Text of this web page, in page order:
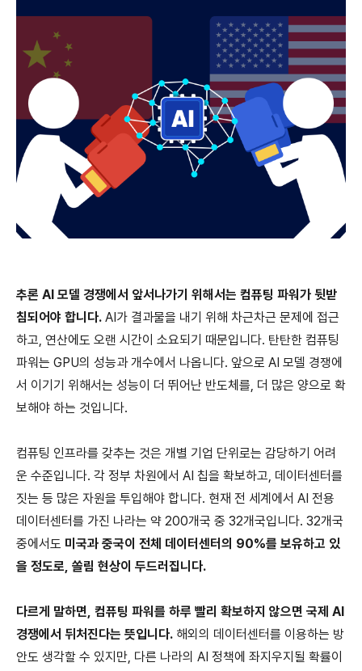
추론 AI 모델 경쟁에서 앞서나가기 위해서는 컴퓨팅 파워가 뒷받
침되어야 합니다. AI가 결과물을 내기 위해 차근차근 문제에 접근
하고, 연산에도 오랜 시간이 소요되기 때문입니다. 탄탄한 컴퓨팅
파워는 GPU의 성능과 개수에서 나옵니다. 앞으로 AI 모델 경쟁에
서 이기기 위해서는 성능이 더 뛰어난 반도체를, 더 많은 양으로 확
보해야 하는 것입니다.
컴퓨팅 인프라를 갖추는 것은 개별 기업 단위로는 감당하기 어려
운 수준입니다. 각 정부 차원에서 AI 칩을 확보하고, 데이터센터를
짓는 등 많은 자원을 투입해야 합니다. 현재 전 세계에서 AI 전용
데이터센터를 가진 나라는 약 200개국 중 32개국입니다. 32개국
중에서도 미국과 중국이 전체 데이터센터의 90%를 보유하고 있
을 정도로, 쏠림 현상이 두드러집니다.
다르게 말하면, 컴퓨팅 파워를 하루 빨리 확보하지 않으면 국제 AI
경쟁에서 뒤처진다는 뜻입니다. 해외의 데이터센터를 이용하는 방
안도 생각할 수 있지만, 다른 나라의 AI 정책에 좌지우지될 확률이